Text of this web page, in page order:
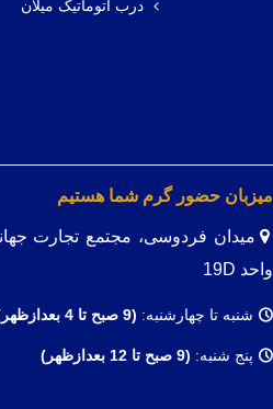
درب اتوماتیک میلان
میزبان حضور گرم شما هستیم
واحد 19D
شنبه تا چهارشنبه: (9 صبح تا 4 بعدازظهر)
پنج شنبه: (9 صبح تا 12 بعدازظهر)